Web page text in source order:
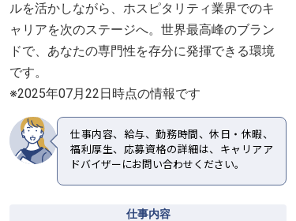
ルを活かしながら、ホスピタリティ業界でのキ
ャリアを次のステージへ。世界最高峰のブラン
ドで、あなたの専門性を存分に発揮できる環境
です。
※2025年07月22日時点の情報です
仕事内容、給与、勤務時間、休日・休暇、
福利厚生、応募資格の詳細は、キャリアア
ドバイザーにお問い合わせください。
仕事内容